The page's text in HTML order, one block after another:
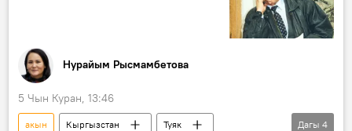
Нурайым Рысмамбетова
5 Чын Куран, 13:46
акын Кыргызстан
Туяк
Дагы 4